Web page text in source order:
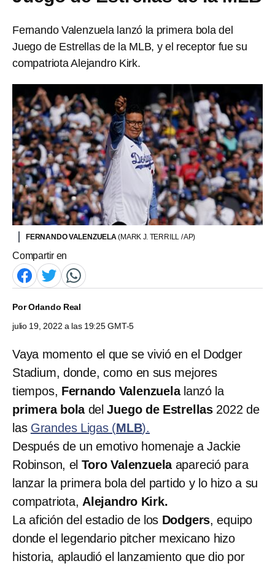
Fernando Valenzuela lanzó la primera bola del
Juego de Estrellas de la MLB, y el receptor fue su
compatriota Alejandro Kirk.
FERNANDO VALENZUELA(MARK J. TERRILL / AP)
Compartir en
PorOrlando Real
julio 19, 2022 a las 19:25 GMT-5
Vaya momento el que se vivió en el Dodger
Stadium, donde, como en sus mejores
tiempos, Fernando Valenzuela lanzó la
primera bola delJuego de Estrellas 2022 de
las Grandes Ligas (MLB).
Después de un emotivo homenaje a Jackie
Robinson, el Toro Valenzuelaapareció para
lanzar la primera bola del partido y lo hizo a su
compatriota, Alejandro Kirk.
La afición del estadio de los Dodgers, equipo
donde el legendario pitcher mexicano hizo
historia, aplaudió el lanzamiento que dio por